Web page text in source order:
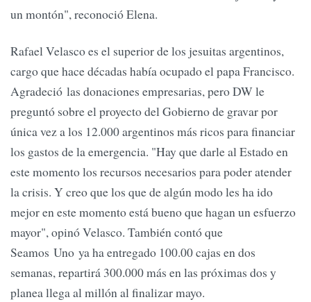
un montón", reconoció Elena.
Rafael Velasco es el superior de los jesuitas argentinos,
cargo que hace décadas había ocupado el papa Francisco.
Agradeció las donaciones empresarias, pero DW le
preguntó sobre el proyecto del Gobierno de gravar por
única vez a los 12.000 argentinos más ricos para financiar
los gastos de la emergencia. "Hay que darle al Estado en
este momento los recursos necesarios para poder atender
la crisis. Y creo que los que de algún modo les ha ido
mejor en este momento está bueno que hagan un esfuerzo
mayor", opinó Velasco. También contó que
Seamos Uno ya ha entregado 100.00 cajas en dos
semanas, repartirá 300.000 más en las próximas dos y
planea llega al millón al finalizar mayo.